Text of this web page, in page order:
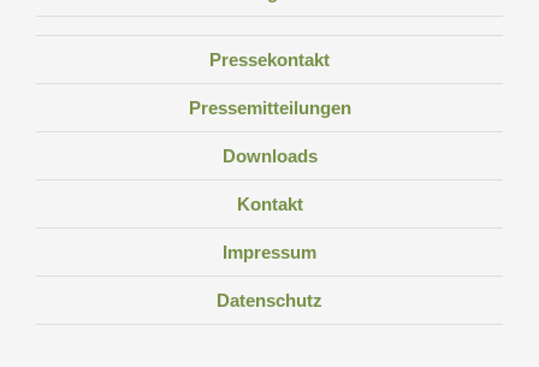
Pressekontakt
Pressemitteilungen
Downloads
Kontakt
Impressum
Datenschutz